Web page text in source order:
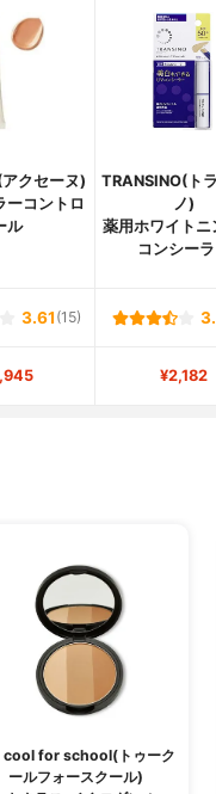
クセーヌ)
ーコントロ
ル
TRANSINO(ト
ノ)
薬用ホワイトニ
コンシー
3.61 (15)
¥2,182
for school(トゥーク
ールフォースクール)